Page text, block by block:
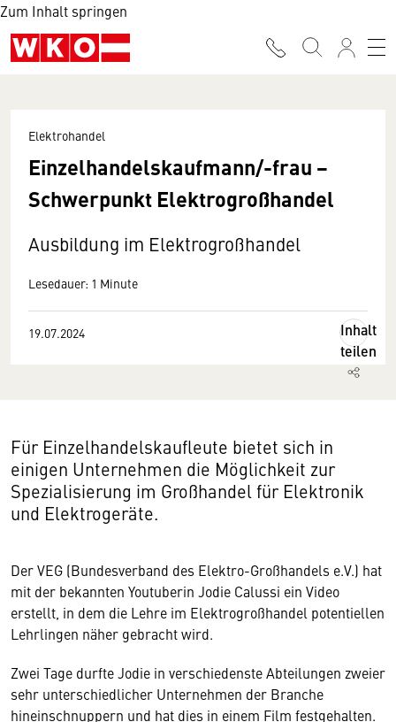
Zum Inhalt springen
Elektrohandel
Einzelhandelskaufmann/-frau −
Schwerpunkt Elektrogroßhandel
Ausbildung im Elektrogroßhandel
Lesedauer: 1 Minute
19.07.2024
Inhalt
teilen
Für Einzelhandelskaufleute bietet sich in
einigen Unternehmen die Möglichkeit zur
Spezialisierung im Großhandel für Elektronik
und Elektrogeräte.
Der VEG (Bundesverband des Elektro-Großhandels e.V.) hat
mit der bekannten Youtuberin Jodie Calussi ein Video
erstellt, in dem die Lehre im Elektrogroßhandel potentiellen
Lehrlingen näher gebracht wird.
Zwei Tage durfte Jodie in verschiedenste Abteilungen zweier
sehr unterschiedlicher Unternehmen der Branche
hineinschnuppern und hat dies in einem Film festgehalten.